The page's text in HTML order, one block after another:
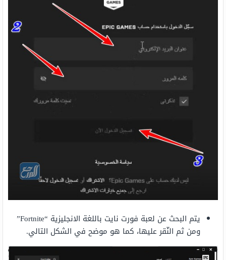
يتم البحث عن لعبة فورت نايت باللغة الانجليزية “Fortnite”
ومن ثم النّقر عليها، كما هو موضح في الشكل التالي.